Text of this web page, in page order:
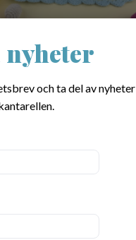
nyheter
och ta del av nyheter